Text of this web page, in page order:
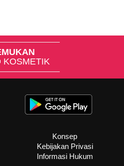
KOSMETIK
Konsep
Kebijakan Privasi
Informasi Hukum